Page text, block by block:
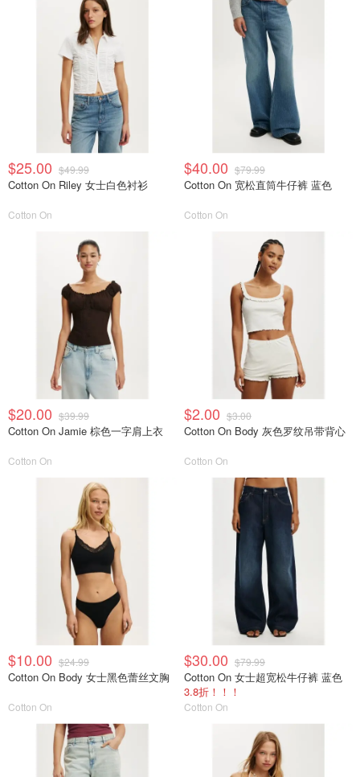
$25.00 $49.99
Cotton On Riley 女士白色衬衫
Cotton On
$40.00 $79.99
Cotton On 宽松直筒牛仔裤 蓝色
Cotton On
$20.00 $39.99
Cotton On Jamie 棕色一字肩上衣
Cotton On
$2.00 $3.00
Cotton On Body 灰色罗纹吊带背心
Cotton On
$10.00 $24.99
Cotton On Body 女士黑色蕾丝文胸
Cotton On
$30.00 $79.99
Cotton On 女士超宽松牛仔裤 蓝色
3.8折！！！
Cotton On